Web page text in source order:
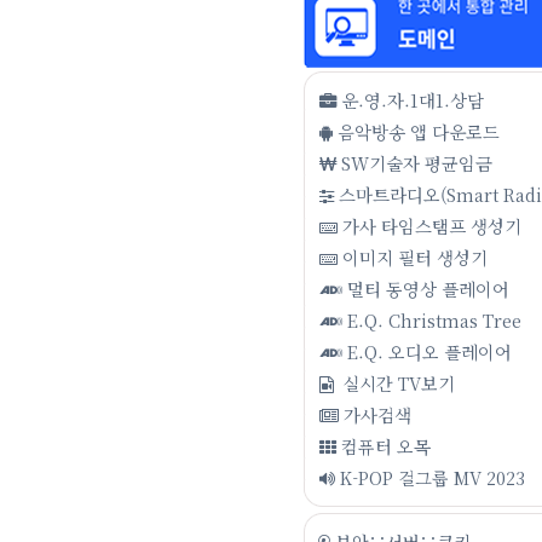
운.영.자.1대1.상담
음악방송 앱 다운로드
SW기술자 평균임금
스마트라디오(Smart
가사 타임스탬프 생성기
이미지 필터 생성기
멀티 동영상 플레이어
E.Q. Christmas Tree
E.Q. 오디오 플레이어
실시간 TV보기
가사검색
컴퓨터 오목
K-POP 걸그룹 MV 2023